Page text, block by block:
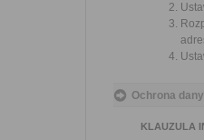
Ochrona
KLAUZULA